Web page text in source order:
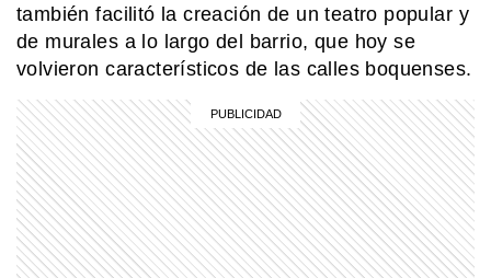
también facilitó la creación de un teatro popular y
de murales a lo largo del barrio, que hoy se
volvieron característicos de las calles boquenses.